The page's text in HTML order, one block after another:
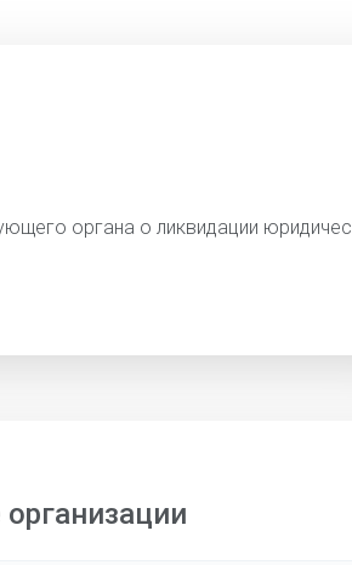
органа о ликвидации